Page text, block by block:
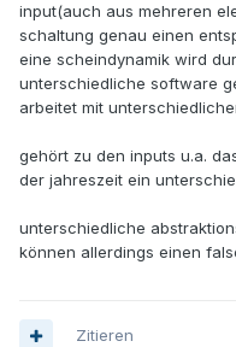
input(auch aus mehreren
schaltung genau einen
eine scheindynamik wird
unterschiedliche software
arbeitet mit
gehört zu den inputs u.a.
der jahreszeit ein
unterschiedliche
können allerdings einen
Zitieren